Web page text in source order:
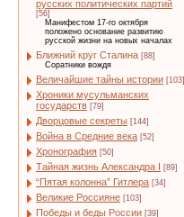
русских политических партий
[56]
Манифестом 17-го октября
положено основание развитию
русской жизни на новых началах
Ближний круг Сталина [88]
Соратники вождя
Величайшие тайны истории [103]
Хроники мусульманских
государств [79]
Дворцовые секреты [144]
Война в Средние века [52]
Хронография [50]
Тайная жизнь Александра I [89]
“Пятая колонна” Гитлера [34]
Великие Россияне [103]
Победы и беды России [39]